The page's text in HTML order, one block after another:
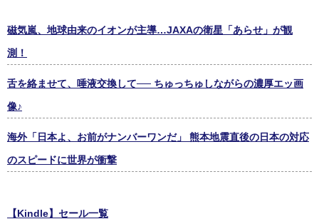
磁気嵐、地球由来のイオンが主導…JAXAの衛星「あらせ」が観
測！
舌を絡ませて、唾液交換して── ちゅっちゅしながらの濃厚エッ画
像♪
海外「日本よ、お前がナンバーワンだ」 熊本地震直後の日本の対応
のスピードに世界が衝撃
【Kindle】セール一覧